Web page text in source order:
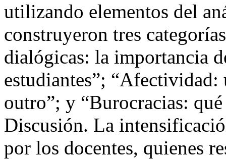
utilizando elementos del
construyeron tres
dialógicas: la importancia
estudiantes”; “Afectividad:
outro”; y “Burocracias:
Discusión. La
por los docentes, quienes